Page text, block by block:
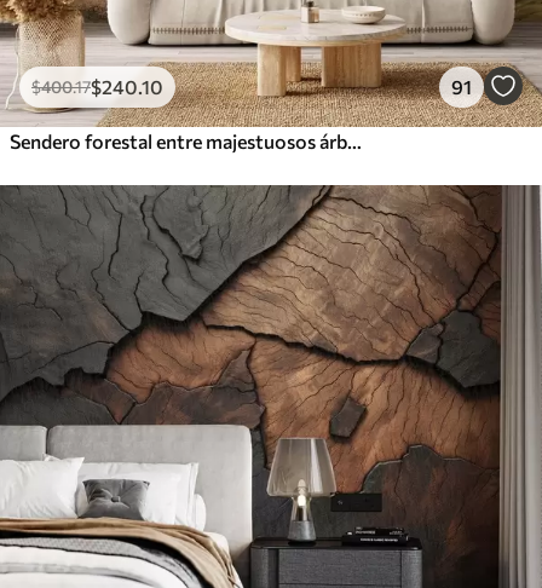
$400.17$240 .10 91